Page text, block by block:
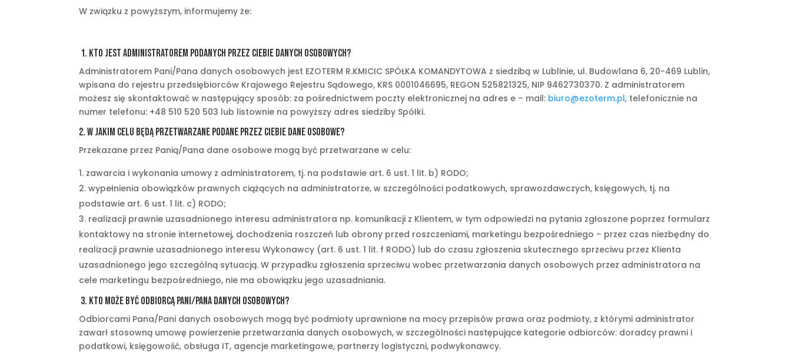
W związku z powyższym, informujemy że:
1. Kto jest Administratorem podanych przez Ciebie danych osobowych?
Administratorem Pani/Pana danych osobowych jest EZOTERM R.KMICIC SPÓŁKA KOMANDYTOWA z siedzibą w Lublinie, ul. Budowlana 6, 20-469 Lublin,
wpisana do rejestru przedsiębiorców Krajowego Rejestru Sądowego, KRS 0001046695, REGON 525821325, NIP 9462730370. Z administratorem
możesz się skontaktować w następujący sposób: za pośrednictwem poczty elektronicznej na adres e – mail: biuro@ezoterm.pl, telefonicznie na
numer telefonu: +48 510 520 503 lub listownie na powyższy adres siedziby Spółki.
2. W jakim celu będą przetwarzane podane przez Ciebie dane osobowe?
Przekazane przez Panią/Pana dane osobowe mogą być przetwarzane w celu:
zawarcia i wykonania umowy z administratorem, tj. na podstawie art. 6 ust. 1 lit. b) RODO;
wypełnienia obowiązków prawnych ciążących na administratorze, w szczególności podatkowych, sprawozdawczych, księgowych, tj. na
podstawie art. 6 ust. 1 lit. c) RODO;
realizacji prawnie uzasadnionego interesu administratora np. komunikacji z Klientem, w tym odpowiedzi na pytania zgłoszone poprzez formularz
kontaktowy na stronie internetowej, dochodzenia roszczeń lub obrony przed roszczeniami, marketingu bezpośredniego – przez czas niezbędny do
realizacji prawnie uzasadnionego interesu Wykonawcy (art. 6 ust. 1 lit. f RODO) lub do czasu zgłoszenia skutecznego sprzeciwu przez Klienta
uzasadnionego jego szczególną sytuacją. W przypadku zgłoszenia sprzeciwu wobec przetwarzania danych osobowych przez administratora na
cele marketingu bezpośredniego, nie ma obowiązku jego uzasadniania.
3. Kto może być odbiorcą Pani/Pana danych osobowych?
Odbiorcami Pana/Pani danych osobowych mogą być podmioty uprawnione na mocy przepisów prawa oraz podmioty, z którymi administrator
zawarł stosowną umowę powierzenie przetwarzania danych osobowych, w szczególności następujące kategorie odbiorców: doradcy prawni i
podatkowi, księgowość, obsługa IT, agencje marketingowe, partnerzy logistyczni, podwykonawcy.